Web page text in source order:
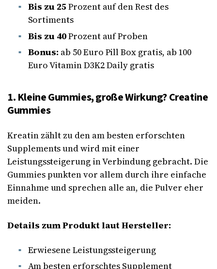
Bis zu 25 Prozent auf den Rest des
Sortiments
Bis zu 40Prozent auf Proben
Bonus: ab 50 Euro Pill Box gratis, ab 100
Euro Vitamin D3K2 Daily gratis
1. Kleine Gummies, große Wirkung? Creatine
Gummies
Kreatin zählt zu den am besten erforschten
Supplements und wird mit einer
Leistungssteigerung in Verbindung gebracht. Die
Gummies punkten vor allem durch ihre einfache
Einnahme und sprechen alle an, die Pulver eher
meiden.
Details zum Produkt laut Hersteller:
Erwiesene Leistungssteigerung
Am besten erforschtes Supplement